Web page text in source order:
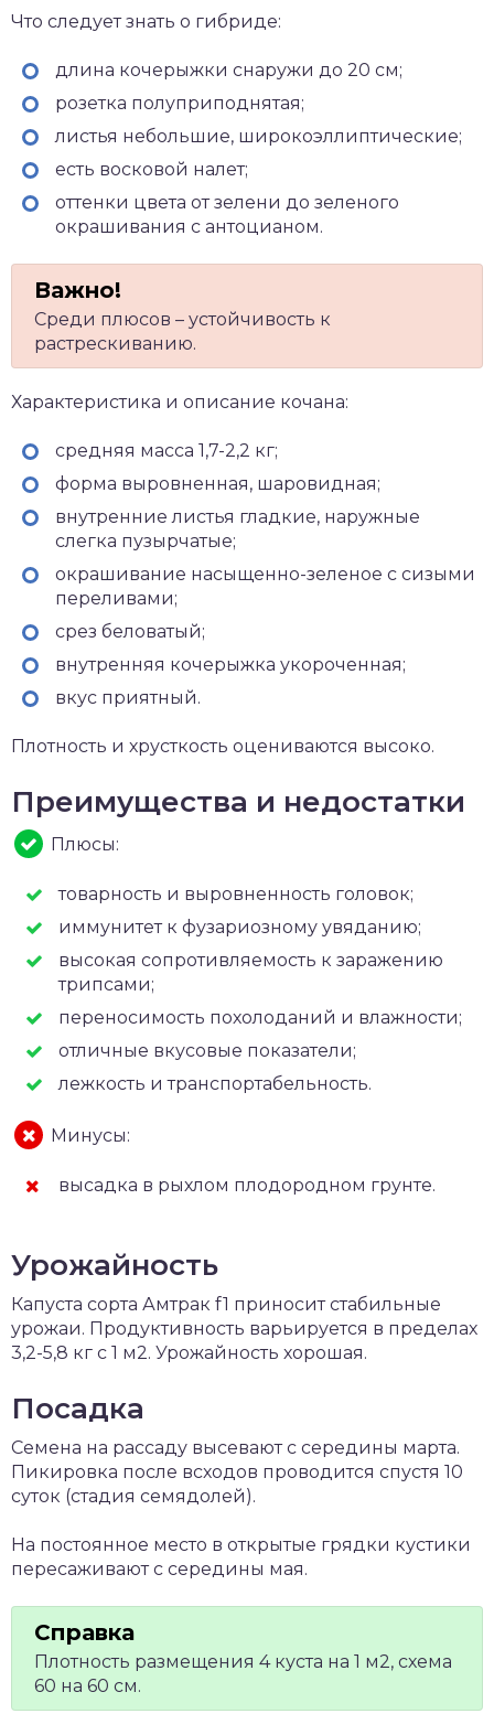
Что следует знать о гибриде:
длина кочерыжки снаружи до 20 см;
розетка полуприподнятая;
листья небольшие, широкоэллиптические;
есть восковой налет;
оттенки цвета от зелени до зеленого
окрашивания с антоцианом.
Среди плюсов – устойчивость к
растрескиванию.
Характеристика и описание кочана:
средняя масса 1,7-2,2 кг;
форма выровненная, шаровидная;
внутренние листья гладкие, наружные
слегка пузырчатые;
окрашивание насыщенно-зеленое с сизыми
переливами;
срез беловатый;
внутренняя кочерыжка укороченная;
вкус приятный.
Плотность и хрусткость оцениваются высоко.
Преимущества и недостатки
Плюсы:
товарность и выровненность головок;
иммунитет к фузариозному увяданию;
высокая сопротивляемость к заражению
трипсами;
переносимость похолоданий и влажности;
отличные вкусовые показатели;
лежкость и транспортабельность.
Минусы:
высадка в рыхлом плодородном грунте.
Урожайность
Капуста сорта Амтрак f1 приносит стабильные
урожаи. Продуктивность варьируется в пределах
3,2-5,8 кг с 1 м2. Урожайность хорошая.
Посадка
Семена на рассаду высевают с середины марта.
Пикировка после всходов проводится спустя 10
суток (стадия семядолей).
На постоянное место в открытые грядки кустики
пересаживают с середины мая.
Плотность размещения 4 куста на 1 м2, схема
60 на 60 см.